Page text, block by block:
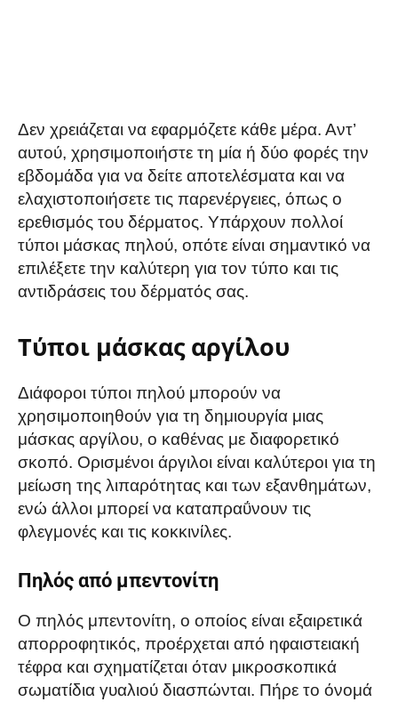
Δεν χρειάζεται να εφαρμόζετε κάθε μέρα. Αντ’
αυτού, χρησιμοποιήστε τη μία ή δύο φορές την
εβδομάδα για να δείτε αποτελέσματα και να
ελαχιστοποιήσετε τις παρενέργειες, όπως ο
ερεθισμός του δέρματος. Υπάρχουν πολλοί
τύποι μάσκας πηλού, οπότε είναι σημαντικό να
επιλέξετε την καλύτερη για τον τύπο και τις
αντιδράσεις του δέρματός σας.
Τύποι μάσκας αργίλου
Διάφοροι τύποι πηλού μπορούν να
χρησιμοποιηθούν για τη δημιουργία μιας
μάσκας αργίλου, ο καθένας με διαφορετικό
σκοπό. Ορισμένοι άργιλοι είναι καλύτεροι για τη
μείωση της λιπαρότητας και των εξανθημάτων,
ενώ άλλοι μπορεί να καταπραΰνουν τις
φλεγμονές και τις κοκκινίλες.
Πηλός από μπεντονίτη
Ο πηλός μπεντονίτη, ο οποίος είναι εξαιρετικά
απορροφητικός, προέρχεται από ηφαιστειακή
τέφρα και σχηματίζεται όταν μικροσκοπικά
σωματίδια γυαλιού διασπώνται. Πήρε το όνομά